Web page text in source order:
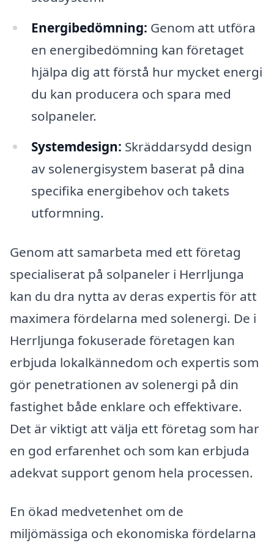
Energibedömning: Genom att utföra
en energibedömning kan företaget
hjälpa dig att förstå hur mycket energi
du kan producera och spara med
solpaneler.
Systemdesign: Skräddarsydd design
av solenergisystem baserat på dina
specifika energibehov och takets
utformning.
Genom att samarbeta med ett företag
specialiserat på solpaneler i Herrljunga
kan du dra nytta av deras expertis för att
maximera fördelarna med solenergi. De i
Herrljunga fokuserade företagen kan
erbjuda lokalkännedom och expertis som
gör penetrationen av solenergi på din
fastighet både enklare och effektivare.
Det är viktigt att välja ett företag som har
en god erfarenhet och som kan erbjuda
adekvat support genom hela processen.
En ökad medvetenhet om de
miljömässiga och ekonomiska fördelarna